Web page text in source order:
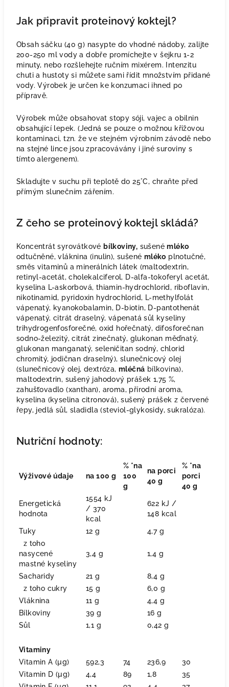
Jak připravit proteinový koktejl?
Obsah sáčku (40 g) nasypte do vhodné nádoby, zalijte
200-250 ml vody a dobře promíchejte v šejkru 1-2
minuty, nebo rozšlehejte ručním mixérem. Intenzitu
chuti a hustoty si můžete sami řídit množstvím přidané
vody. Výrobek je určen ke konzumaci ihned po
přípravě.
Výrobek může obsahovat stopy sóji, vajec a obilnin
obsahující lepek. (Jedná se pouze o možnou křížovou
kontaminaci, tzn. že ve stejném výrobním závodě nebo
na stejné lince jsou zpracovávány i jiné suroviny s
tímto alergenem).
Skladujte v suchu při teplotě do 25°C, chraňte před
přímým slunečním zářením.
Z čeho se proteinový koktejl skládá?
Koncentrát syrovátkové bílkoviny, sušenémléko
odtučněné, vláknina (inulin), sušené mléko plnotučné,
směs vitaminů a minerálních látek (maltodextrin,
retinyl-acetát, cholekalciferol, D-alfa-tokoferyl acetát,
kyselina L-askorbová, thiamin-hydrochlorid, riboflavin,
nikotinamid, pyridoxin hydrochlorid, L-methylfolát
vápenatý, kyanokobalamin, D-biotin, D-pantothenát
vápenatý, citrát draselný, vápenatá sůl kyseliny
trihydrogenfosforečné, oxid hořečnatý, difosforečnan
sodno-železitý, citrát zinečnatý, glukonan měďnatý,
glukonan manganatý, seleničitan sodný, chlorid
chromitý, jodičnan draselný), slunečnicový olej
(slunečnicový olej, dextróza, mléčná bílkovina),
maltodextrin, sušený jahodový prášek 1,75 %,
zahušťovadlo (xanthan), aroma, přírodní aroma,
kyselina (kyselina citronová), sušený prášek z červené
řepy, jedlá sůl, sladidla (steviol-glykosidy, sukralóza).
Nutriční hodnoty:
Výživové údaje na 100 g
% *na
100
g
na porci
40 g
% *na
porci
40 g
Energetická
hodnota
1554 kJ
/ 370
kcal
622 kJ /
148 kcal
Tuky 12 g
4,7 g
z toho
nasycené
mastné kyseliny
3,4 g 1,4 g
Sacharidy 21 g
8,4 g
z toho cukry
15 g
6,0 g
Vláknina
11 g
4,4 g
Bílkoviny
39 g
16 g
Sůl
1,1 g 0,42 g
Vitaminy
Vitamin A (µg)
592,3 74 236,9
30
Vitamin D (µg)
4,4 89 1,8
35